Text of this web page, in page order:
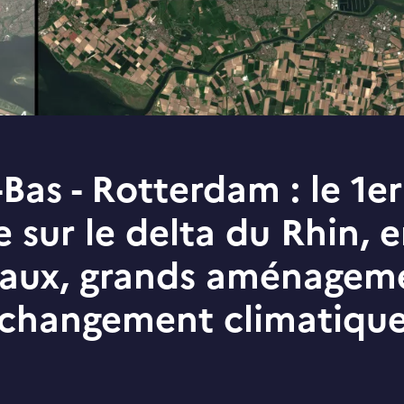
- Rotterdam : le
sur le delta du Rhin,
grands